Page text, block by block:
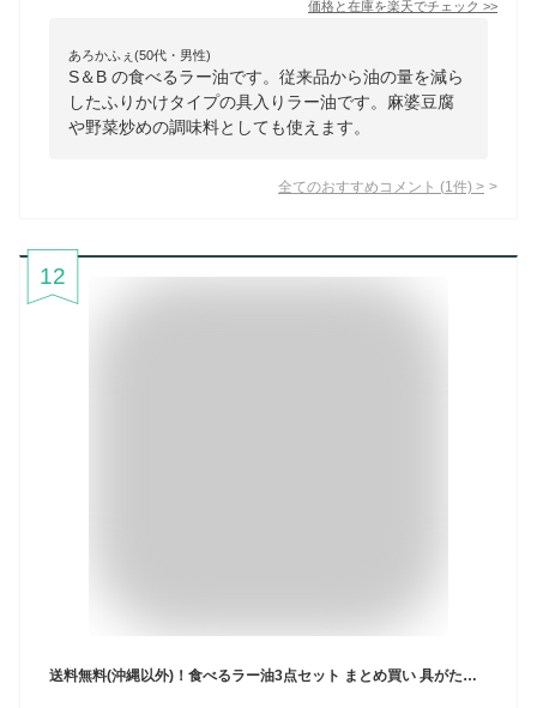
価格と在庫を楽天でチェック >>
あろかふぇ(50代・男性)
S＆B の食べるラー油です。従来品から油の量を減ら
したふりかけタイプの具入りラー油です。麻婆豆腐
や野菜炒めの調味料としても使えます。
全てのおすすめコメント (1 件) >
12
送料無料(沖縄以外)！食べるラー油3点セット まとめ買い 具がたっぷり ごはんがすすむラー油 万能調味料 日本産 110g×3